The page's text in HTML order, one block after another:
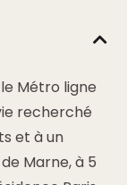
Métro ligne
recherché
et à un
Marne, à 5